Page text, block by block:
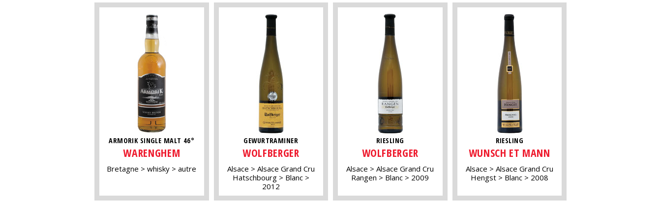
ARMORIK SINGLE MALT 46°
WARENGHEM
Bretagne whisky autre
GEWURTRAMINER
WOLFBERGER
Alsace
Alsace Grand Cru
Hatschbourg
Blanc
2012
RIESLING
WOLFBERGER
Alsace
Alsace Grand Cru
Rangen
Blanc 2009
RIESLING
WUNSCH ET MANN
Alsace
Alsace Grand Cru
Hengst
Blanc 2008